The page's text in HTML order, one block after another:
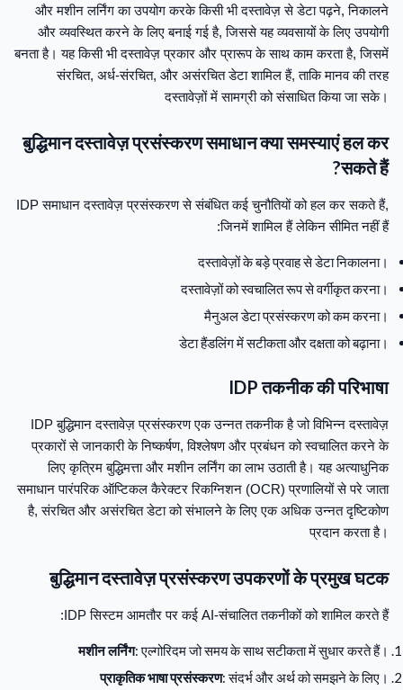
और मशीन लर्निंग का उपयोग करके किसी भी दस्तावेज़ से डेटा पढ़ने, निकालने
और व्यवस्थित करने के लिए बनाई गई है, जिससे यह व्यवसायों के लिए उपयोगी
बनता है। यह किसी भी दस्तावेज़ प्रकार और प्रारूप के साथ काम करता है, जिसमें
संरचित, अर्ध-संरचित, और असंरचित डेटा शामिल हैं, ताकि मानव की तरह
दस्तावेज़ों में सामग्री को संसाधित किया जा सके।
बुद्धिमान दस्तावेज़ प्रसंस्करण समाधान क्या समस्याएं हल कर
सकते हैं?
IDP समाधान दस्तावेज़ प्रसंस्करण से संबंधित कई चुनौतियों को हल कर सकते हैं,
जिनमें शामिल हैं लेकिन सीमित नहीं हैं:
दस्तावेज़ों के बड़े प्रवाह से डेटा निकालना।
दस्तावेज़ों को स्वचालित रूप से वर्गीकृत करना।
मैनुअल डेटा प्रसंस्करण को कम करना।
डेटा हैंडलिंग में सटीकता और दक्षता को बढ़ाना।
IDP तकनीक की परिभाषा
IDP बुद्धिमान दस्तावेज़ प्रसंस्करण एक उन्नत तकनीक है जो विभिन्न दस्तावेज़
प्रकारों से जानकारी के निष्कर्षण, विश्लेषण और प्रबंधन को स्वचालित करने के
लिए कृत्रिम बुद्धिमत्ता और मशीन लर्निंग का लाभ उठाती है। यह अत्याधुनिक
समाधान पारंपरिक ऑप्टिकल कैरेक्टर रिकग्निशन (OCR) प्रणालियों से परे जाता
है, संरचित और असंरचित डेटा को संभालने के लिए एक अधिक उन्नत दृष्टिकोण
प्रदान करता है।
बुद्धिमान दस्तावेज़ प्रसंस्करण उपकरणों के प्रमुख घटक
IDP सिस्टम आमतौर पर कई AI-संचालित तकनीकों को शामिल करते हैं:
मशीन लर्निंग: एल्गोरिदम जो समय के साथ सटीकता में सुधार करते हैं।
प्राकृतिक भाषा प्रसंस्करण: संदर्भ और अर्थ को समझने के लिए।